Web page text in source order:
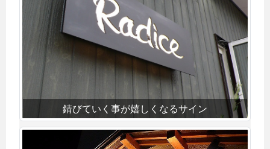
錆びていく事が嬉しくなるサイン